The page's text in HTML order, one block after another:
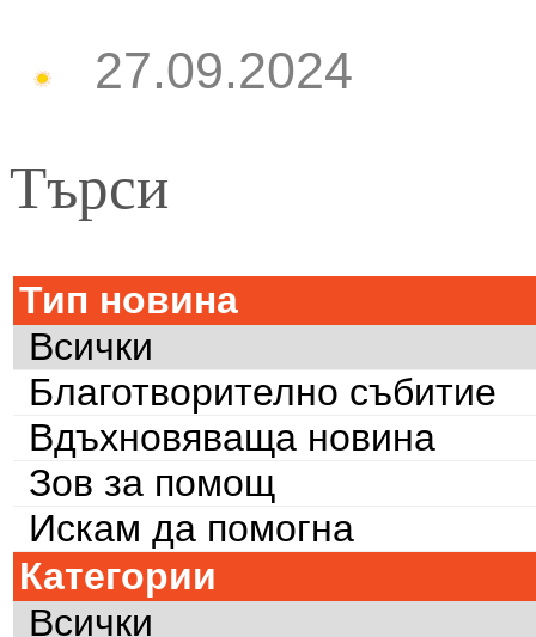
27.09.2024
Търси
Тип новина
Всички
Благотворително събитие
Вдъхновяваща новина
Зов за помощ
Искам да помогна
Категории
Всички